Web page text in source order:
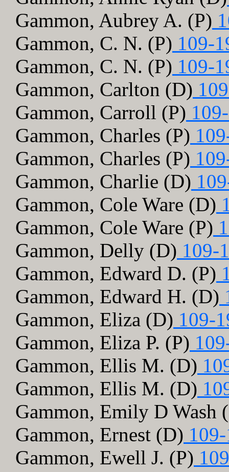
Gammon, Aubrey A. (P)
Gammon, C. N. (P) 109-
Gammon, C. N. (P) 109-
Gammon, Carlton (D)
Gammon, Carroll (P)
Gammon, Charles (P)
Gammon, Charles (P)
Gammon, Charlie (D)
Gammon, Cole Ware (D)
Gammon, Cole Ware (P)
Gammon, Delly (D) 109-
Gammon, Edward D. (P)
Gammon, Edward H. (D)
Gammon, Eliza (D) 109-
Gammon, Eliza P. (P)
Gammon, Ellis M. (D)
Gammon, Ellis M. (D)
Gammon, Emily D Wash
Gammon, Ernest (D)
Gammon, Ewell J. (P)